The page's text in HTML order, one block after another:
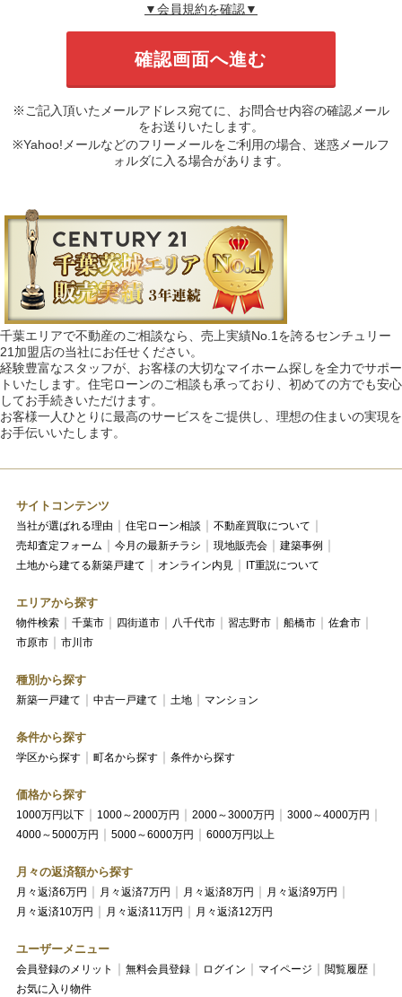
▼会員規約を確認▼
※ご記入頂いたメールアドレス宛てに、お問合せ内容の確認メール
をお送りいたします。
※Yahoo!メールなどのフリーメールをご利用の場合、迷惑メールフ
ォルダに入る場合があります。
千葉エリアで不動産のご相談なら、売上実績No.1を誇るセンチュリー
21加盟店の当社にお任せください。
経験豊富なスタッフが、お客様の大切なマイホーム探しを全力でサポー
トいたします。住宅ローンのご相談も承っており、初めての方でも安心
してお手続きいただけます。
お客様一人ひとりに最高のサービスをご提供し、理想の住まいの実現を
お手伝いいたします。
サイトコンテンツ
当社が選ばれる理由 住宅ローン相談
不動産買取について
売却査定フォーム
今月の最新チラシ 現地販売会
建築事例
土地から建てる新築戸建て
オンライン内見 IT重説について
エリアから探す
物件検索 千葉市 四街道市 八千代市 習志野市 船橋市
佐倉市
市原市
市川市
種別から探す
新築一戸建て 中古一戸建て 土地 マンション
条件から探す
学区から探す 町名から探す 条件から探す
価格から探す
1000万円以下 1000～2000万円 2000～3000万円
3000～4000万円
4000～5000万円
5000～6000万円 6000万円以上
月々の返済額から探す
月々返済6万円 月々返済7万円 月々返済8万円
月々返済9万円
月々返済10万円
月々返済11万円 月々返済12万円
ユーザーメニュー
会員登録のメリット 無料会員登録 ログイン マイページ
閲覧履歴
お気に入り物件